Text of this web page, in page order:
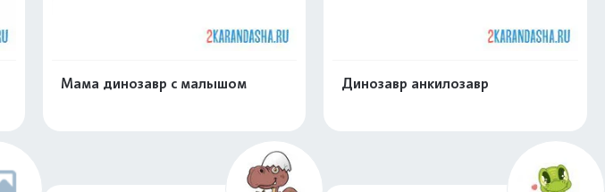
Мама динозавр с малышом Динозавр анкилозавр